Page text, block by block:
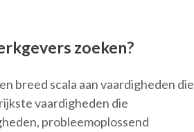
zoeken?
breed scala aan vaardigheden die
vaardigheden die
probleemoplossend